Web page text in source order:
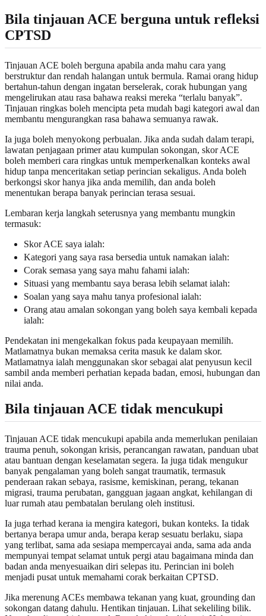
Bila tinjauan ACE berguna untuk refleksi
CPTSD
Tinjauan ACE boleh berguna apabila anda mahu cara yang
berstruktur dan rendah halangan untuk bermula. Ramai orang hidup
bertahun-tahun dengan ingatan berselerak, corak hubungan yang
mengelirukan atau rasa bahawa reaksi mereka “terlalu banyak”.
Tinjauan ringkas boleh mencipta peta mudah bagi kategori awal dan
membantu mengurangkan rasa bahawa semuanya rawak.
Ia juga boleh menyokong perbualan. Jika anda sudah dalam terapi,
lawatan penjagaan primer atau kumpulan sokongan, skor ACE
boleh memberi cara ringkas untuk memperkenalkan konteks awal
hidup tanpa menceritakan setiap perincian sekaligus. Anda boleh
berkongsi skor hanya jika anda memilih, dan anda boleh
menentukan berapa banyak perincian terasa sesuai.
Lembaran kerja langkah seterusnya yang membantu mungkin
termasuk:
Skor ACE saya ialah:
Kategori yang saya rasa bersedia untuk namakan ialah:
Corak semasa yang saya mahu fahami ialah:
Situasi yang membantu saya berasa lebih selamat ialah:
Soalan yang saya mahu tanya profesional ialah:
Orang atau amalan sokongan yang boleh saya kembali kepada
ialah:
Pendekatan ini mengekalkan fokus pada keupayaan memilih.
Matlamatnya bukan memaksa cerita masuk ke dalam skor.
Matlamatnya ialah menggunakan skor sebagai alat penyusun kecil
sambil anda memberi perhatian kepada badan, emosi, hubungan dan
nilai anda.
Bila tinjauan ACE tidak mencukupi
Tinjauan ACE tidak mencukupi apabila anda memerlukan penilaian
trauma penuh, sokongan krisis, perancangan rawatan, panduan ubat
atau bantuan dengan keselamatan segera. Ia juga tidak mengukur
banyak pengalaman yang boleh sangat traumatik, termasuk
penderaan rakan sebaya, rasisme, kemiskinan, perang, tekanan
migrasi, trauma perubatan, gangguan jagaan angkat, kehilangan di
luar rumah atau pembatalan berulang oleh institusi.
Ia juga terhad kerana ia mengira kategori, bukan konteks. Ia tidak
bertanya berapa umur anda, berapa kerap sesuatu berlaku, siapa
yang terlibat, sama ada sesiapa mempercayai anda, sama ada anda
mempunyai tempat selamat untuk pergi atau bagaimana minda dan
badan anda menyesuaikan diri selepas itu. Perincian ini boleh
menjadi pusat untuk memahami corak berkaitan CPTSD.
Jika merenung ACEs membawa tekanan yang kuat, grounding dan
sokongan datang dahulu. Hentikan tinjauan. Lihat sekeliling bilik.